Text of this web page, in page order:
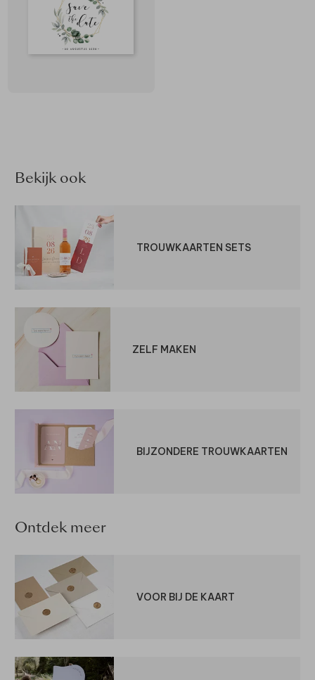
Bekijk ook
TROUWKAARTEN SETS
ZELF MAKEN
BIJZONDERE TROUWKAARTEN
Ontdek meer
VOOR BIJ DE KAART